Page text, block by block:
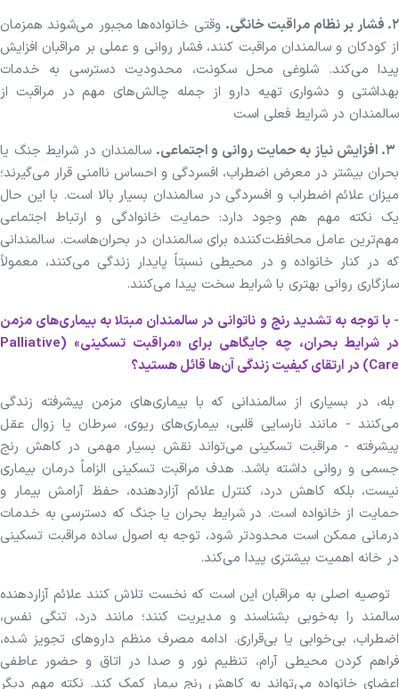
۲. فشار بر نظام مراقبت خانگی.
وقتی خانواده‌ها مجبور می‌شوند همزمان
از کودکان و سالمندان مراقبت کنند، فشار روانی و عملی بر مراقبان افزایش
پیدا می‌کند. شلوغی محل سکونت، محدودیت دسترسی به خدمات
بهداشتی و دشواری تهیه دارو از جمله چالش‌های مهم در مراقبت از
سالمندان در شرایط فعلی است
سالمندان در شرایط جنگ یا
بحران بیشتر در معرض اضطراب، افسردگی و احساس ناامنی قرار می‌گیرند؛
میزان علائم اضطراب و افسردگی در سالمندان بسیار بالا است. با این حال
یک نکته مهم هم وجود دارد: حمایت خانوادگی و ارتباط اجتماعی
مهم‌ترین عامل محافظت‌کننده برای سالمندان در بحران‌هاست. سالمندانی
که در کنار خانواده و در محیطی نسبتاً پایدار زندگی می‌کنند، معمولاً
سازگاری روانی بهتری با شرایط سخت پیدا می‌کنند.
-با توجه به تشدید رنج و ناتوانی در سالمندان مبتلا به بیماری‌های مزمن
در شرایط بحران، چه جایگاهی برای «مراقبت تسکینی» (Palliative
Care) در ارتقای کیفیت زندگی آن‌ها قائل هستید؟
بله، در بسیاری از سالمندانی که با بیماری‌های مزمن پیشرفته زندگی
می‌کنند - مانند نارسایی قلبی، بیماری‌های ریوی، سرطان یا زوال عقل
پیشرفته - مراقبت تسکینی می‌تواند نقش بسیار مهمی در کاهش رنج
جسمی و روانی داشته باشد. هدف مراقبت تسکینی الزاماً درمان بیماری
نیست، بلکه کاهش درد، کنترل علائم آزاردهنده، حفظ آرامش بیمار و
حمایت از خانواده است. در شرایط بحران یا جنگ که دسترسی به خدمات
درمانی ممکن است محدودتر شود، توجه به اصول ساده مراقبت تسکینی
در خانه اهمیت بیشتری پیدا می‌کند.
توصیه اصلی به مراقبان این است که نخست تلاش کنند علائم آزاردهنده
سالمند را به‌خوبی بشناسند و مدیریت کنند؛ مانند درد، تنگی نفس،
اضطراب، بی‌خوابی یا بی‌قراری. ادامه مصرف منظم داروهای تجویز شده،
فراهم کردن محیطی آرام، تنظیم نور و صدا در اتاق و حضور عاطفی
اعضای خانواده می‌تواند به کاهش رنج بیمار کمک کند. نکته مهم دیگر